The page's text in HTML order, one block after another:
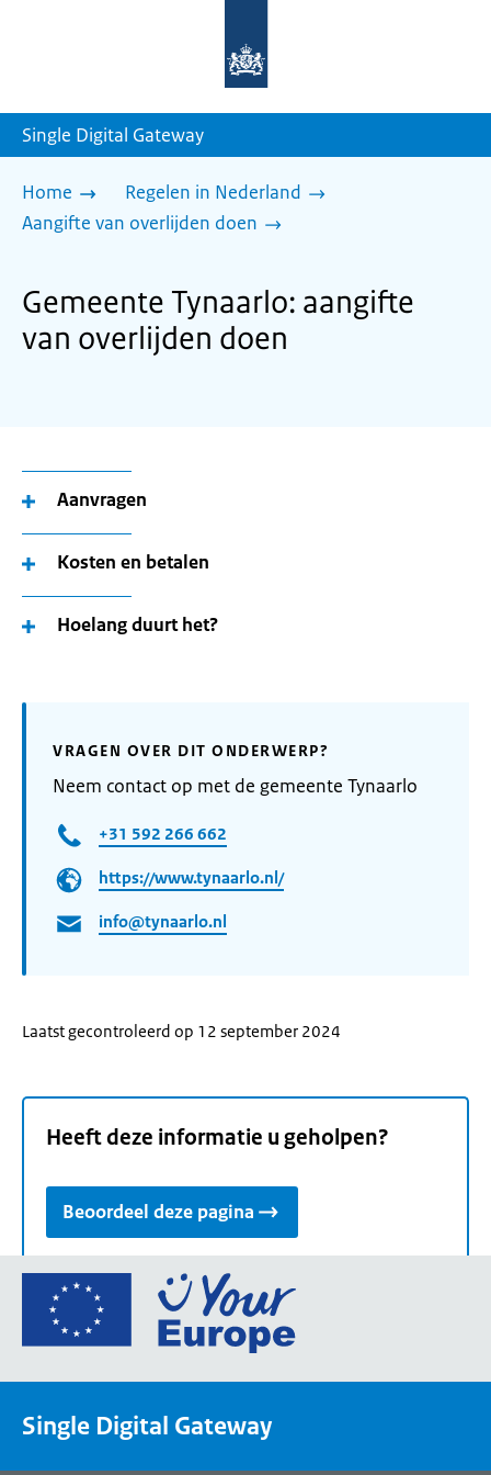
homepage
Single Digital Gateway
Home
Regelen in Nederland
Aangifte van overlijden doen
Gemeente Tynaarlo: aangifte
van overlijden doen
Aanvragen
Kosten en betalen
Hoelang duurt het?
VRAGEN OVER DIT ONDERWERP?
Neem contact op met de gemeente Tynaarlo
+31 592 266 662
https://www.tynaarlo.nl/
info@tynaarlo.nl
Laatst gecontroleerd op 12 september 2024
Heeft deze informatie u geholpen?
Beoordeel deze pagina
Ga
de
Single Digital Gateway